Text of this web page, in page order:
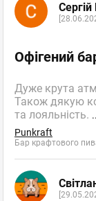
Офігений
Дуже крута
Також дякую
та лояльність.
Punkraft
Бар крафтового